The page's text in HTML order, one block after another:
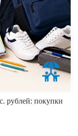
рублей: покупки